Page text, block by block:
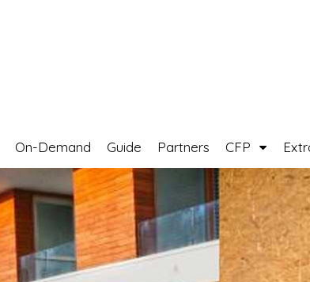
On-Demand Guide Partners CFP